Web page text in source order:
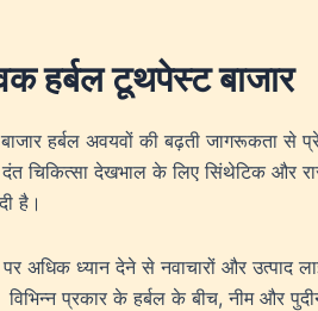
हर्बल टूथपेस्ट बाजार
हर्बल अवयवों की बढ़ती जागरूकता से
चिकित्सा देखभाल के लिए सिंथेटिक और
है।
अधिक ध्यान देने से नवाचारों और उत्पाद
प्रकार के हर्बल के बीच, नीम और